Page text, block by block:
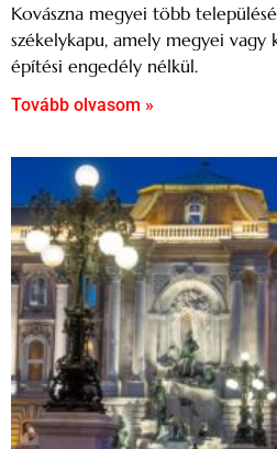
Kovászna megyei több
székelykapu, amely megyei
építési engedély nélkül.
Tovább olvasom »